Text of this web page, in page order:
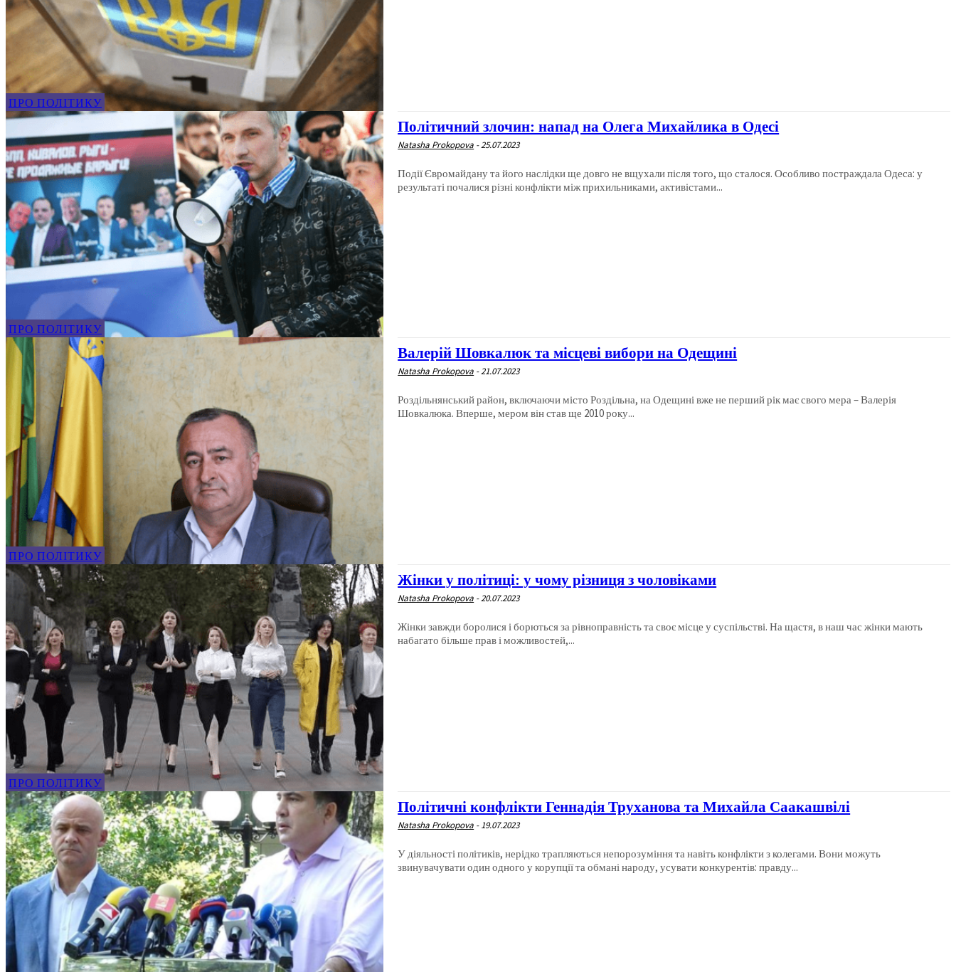
ПРО ПОЛІТИКУ
ПРО ПОЛІТИКУ
Політичний злочин: напад на Олега Михайлика в Одесі
Natasha Prokopova -25.07.2023
Події Євромайдану та його наслідки ще довго не вщухали після того, що сталося. Особливо постраждала Одеса: у
результаті почалися різні конфлікти між прихильниками, активістами...
ПРО ПОЛІТИКУ
Валерій Шовкалюк та місцеві вибори на Одещині
Natasha Prokopova -21.07.2023
Роздільнянський район, включаючи місто Роздільна, на Одещині вже не перший рік має свого мера – Валерія
Шовкалюка. Вперше, мером він став ще 2010 року...
ПРО ПОЛІТИКУ
Жінки у політиці: у чому різниця з чоловіками
Natasha Prokopova -20.07.2023
Жінки завжди боролися і борються за рівноправність та своє місце у суспільстві. На щастя, в наш час жінки мають
набагато більше прав і можливостей,...
Політичні конфлікти Геннадія Труханова та Михайла Саакашвілі
Natasha Prokopova - 19.07.2023
У діяльності політиків, нерідко трапляються непорозуміння та навіть конфлікти з колегами. Вони можуть
звинувачувати один одного у корупції та обмані народу, усувати конкурентів: правду...